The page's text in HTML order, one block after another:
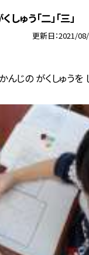
ゅう「二」「三」
更新日 2021/
んじの がくしゅうを